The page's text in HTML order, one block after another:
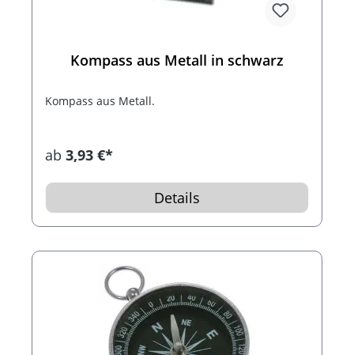
Kompass aus Metall in schwarz
Kompass aus Metall.
ab 3,93 €*
Details